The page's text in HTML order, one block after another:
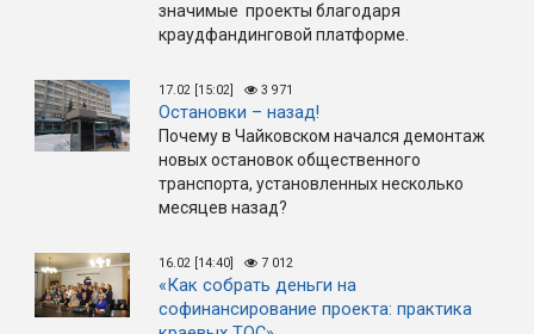
значимые проекты благодаря
краудфандинговой платформе.
17.02 [15:02] 3 971
Остановки – назад!
Почему в Чайковском начался демонтаж
новых остановок общественного
транспорта, установленных несколько
месяцев назад?
16.02 [14:40] 7 012
«Как собрать деньги на
софинансирование проекта: практика